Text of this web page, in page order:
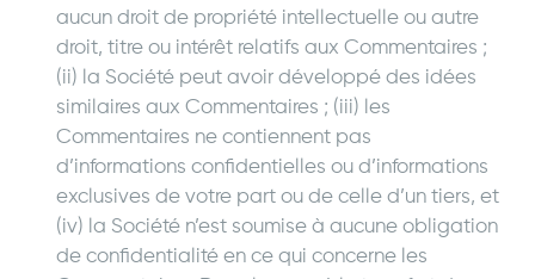
aucun droit de propriété intellectuelle ou autre
droit, titre ou intérêt relatifs aux Commentaires ;
(ii) la Société peut avoir développé des idées
similaires aux Commentaires ; (iii) les
Commentaires ne contiennent pas
d’informations confidentielles ou d’informations
exclusives de votre part ou de celle d’un tiers, et
(iv) la Société n’est soumise à aucune obligation
de confidentialité en ce qui concerne les